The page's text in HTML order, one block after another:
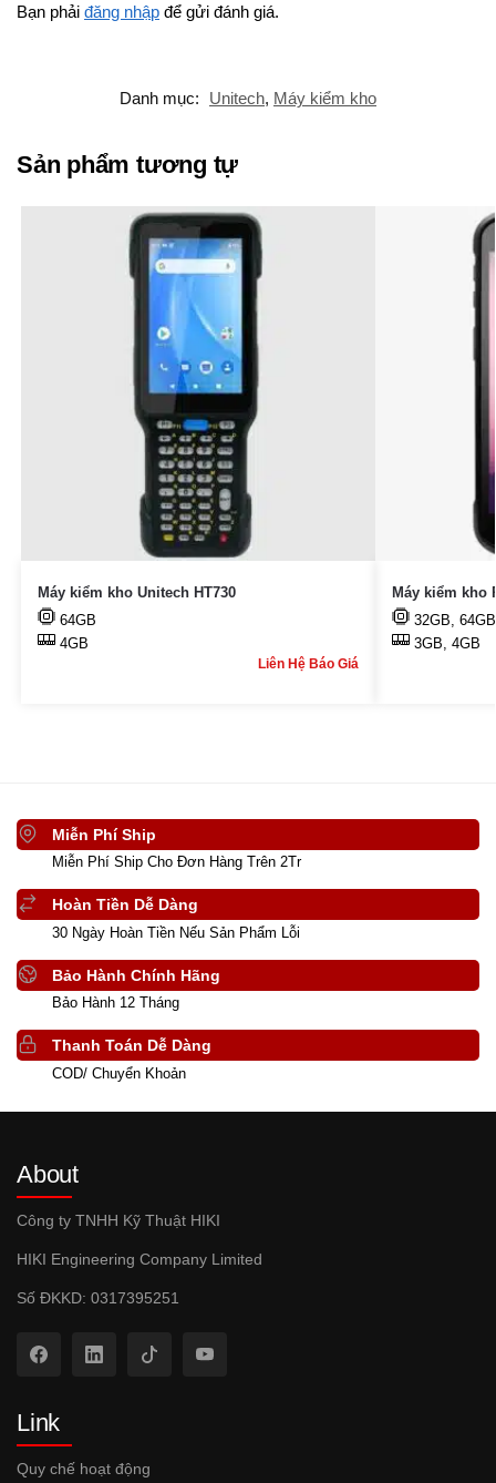
Bạn phải đăng nhập để gửi đánh giá.
Danh mục: Unitech, Máy kiểm kho
Sản phẩm tương tự
Máy kiểm kho Unitech HT730
64GB
4GB
Liên Hệ Báo Giá
Máy kiểm kho
32GB, 64GB
3GB, 4GB
Miễn Phí Ship
Miễn Phí Ship Cho Đơn Hàng Trên 2Tr
Hoàn Tiền Dễ Dàng
30 Ngày Hoàn Tiền Nếu Sản Phẩm Lỗi
Bảo Hành Chính Hãng
Bảo Hành 12 Tháng
Thanh Toán Dễ Dàng
COD/ Chuyển Khoản
About
Công ty TNHH Kỹ Thuật HIKI
HIKI Engineering Company Limited
Số ĐKKD: 0317395251
Link
Quy chế hoạt động